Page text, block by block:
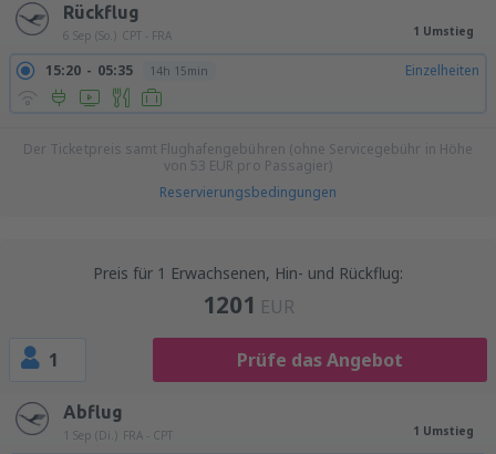
Rückflug
6 Sep (So.) CPT - FRA 1 Umstieg
15:20 05:35 14h 15min Einzelheiten
Der Ticketpreis samt Flughafengebühren (ohne Servicegebühr in Höhe
von 53 EUR pro Passagier)
Reservierungsbedingungen
Preis für 1 Erwachsenen, Hin- und Rückflug:
1201 EUR
1 Prüfe das Angebot
Abflug
1 Sep (Di.) FRA - CPT 1 Umstieg